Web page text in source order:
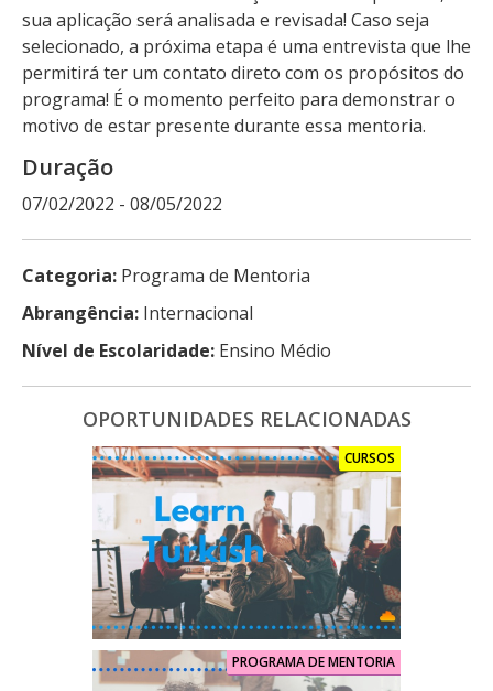
sua aplicação será analisada e revisada! Caso seja
selecionado, a próxima etapa é uma entrevista que lhe
permitirá ter um contato direto com os propósitos do
programa! É o momento perfeito para demonstrar o
motivo de estar presente durante essa mentoria.
Duração
07/02/2022 - 08/05/2022
Categoria: Programa de Mentoria
Abrangência: Internacional
Nível de Escolaridade: Ensino Médio
OPORTUNIDADES RELACIONADAS
CURSOS
PROGRAMA DE MENTORIA